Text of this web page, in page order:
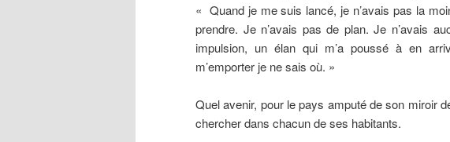
« Quand je me suis lancé, je n’avais pas la
prendre. Je n’avais pas de plan. Je n’avais
impulsion, un élan qui m’a poussé à en
m’emporter je ne sais où. »
Quel avenir, pour le pays amputé de son miroir
chercher dans chacun de ses habitants.